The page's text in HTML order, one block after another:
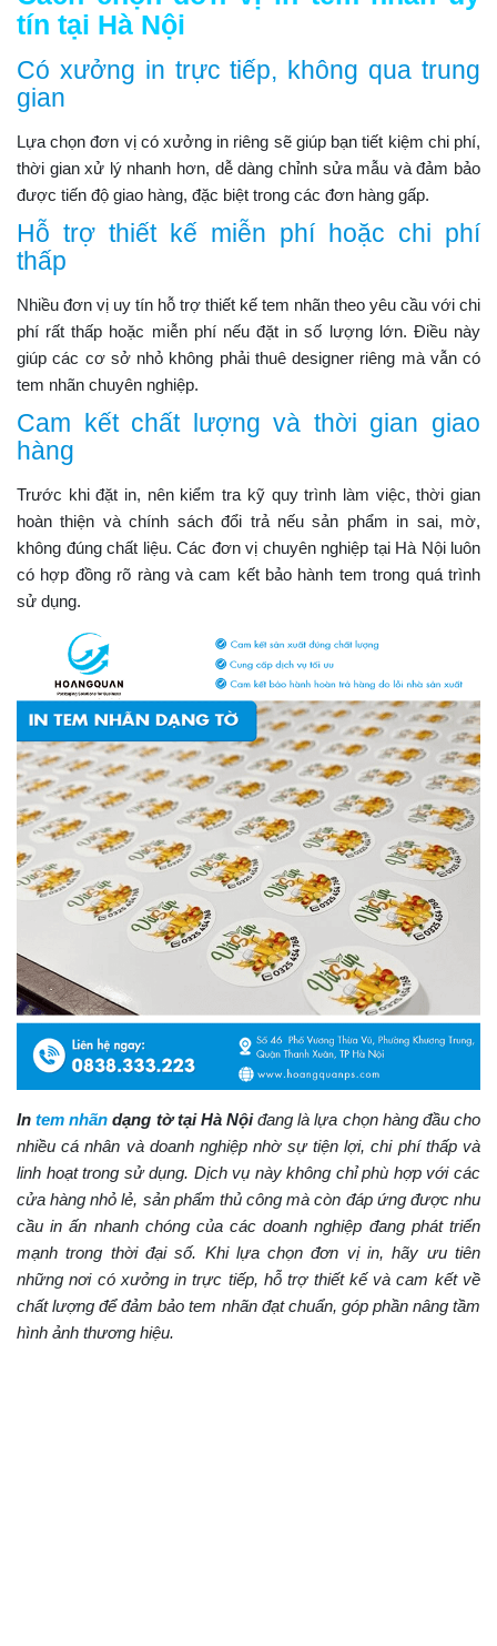
tín tại Hà Nội
Có xưởng in trực tiếp, không qua trung
gian
Lựa chọn đơn vị có xưởng in riêng sẽ giúp bạn tiết kiệm chi phí,
thời gian xử lý nhanh hơn, dễ dàng chỉnh sửa mẫu và đảm bảo
được tiến độ giao hàng, đặc biệt trong các đơn hàng gấp.
Hỗ trợ thiết kế miễn phí hoặc chi phí
thấp
Nhiều đơn vị uy tín hỗ trợ thiết kế tem nhãn theo yêu cầu với chi
phí rất thấp hoặc miễn phí nếu đặt in số lượng lớn. Điều này
giúp các cơ sở nhỏ không phải thuê designer riêng mà vẫn có
tem nhãn chuyên nghiệp.
Cam kết chất lượng và thời gian giao
hàng
Trước khi đặt in, nên kiểm tra kỹ quy trình làm việc, thời gian
hoàn thiện và chính sách đổi trả nếu sản phẩm in sai, mờ,
không đúng chất liệu. Các đơn vị chuyên nghiệp tại Hà Nội luôn
có hợp đồng rõ ràng và cam kết bảo hành tem trong quá trình
sử dụng.
Intem nhãn dạng tờ tại Hà Nộiđang là lựa chọn hàng đầu cho
nhiều cá nhân và doanh nghiệp nhờ sự tiện lợi, chi phí thấp và
linh hoạt trong sử dụng. Dịch vụ này không chỉ phù hợp với các
cửa hàng nhỏ lẻ, sản phẩm thủ công mà còn đáp ứng được nhu
cầu in ấn nhanh chóng của các doanh nghiệp đang phát triển
mạnh trong thời đại số. Khi lựa chọn đơn vị in, hãy ưu tiên
những nơi có xưởng in trực tiếp, hỗ trợ thiết kế và cam kết về
chất lượng để đảm bảo tem nhãn đạt chuẩn, góp phần nâng tầm
hình ảnh thương hiệu.